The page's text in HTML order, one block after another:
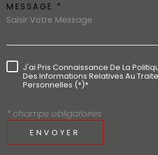
MESSAGE *
J'ai Pris Connaissance De La
Des Informations Relatives Au
Personnelles (*)*
* champs obligatoires
ENVOYER